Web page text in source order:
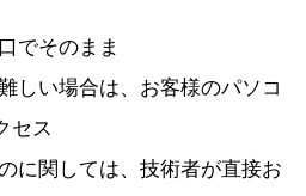
でそのまま
しい場合は、お客様のパソコ
セス
に関しては、技術者が直接お